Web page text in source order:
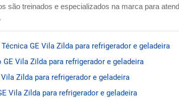
são treinados e especializados na marca para
GE Vila Zilda para refrigerador e geladeira
GE Vila Zilda para refrigerador e geladeira
Vila Zilda para refrigerador e geladeira
Vila Zilda para refrigerador e geladeira